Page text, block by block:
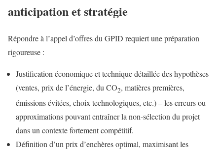
anticipation et stratégie
Répondre à l’appel d’offres du GPID requiert une préparation
rigoureuse :
Justification économique et technique détaillée des hypothèses
(ventes, prix de l’énergie, du CO2, matières premières,
émissions évitées, choix technologiques, etc.) – les erreurs ou
approximations pouvant entraîner la non-sélection du projet
dans un contexte fortement compétitif.
Définition d’un prix d’enchères optimal, maximisant les